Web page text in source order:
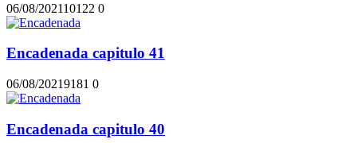
06/08/202110122 0
Encadenada capitulo 41
06/08/20219181 0
Encadenada capitulo 40